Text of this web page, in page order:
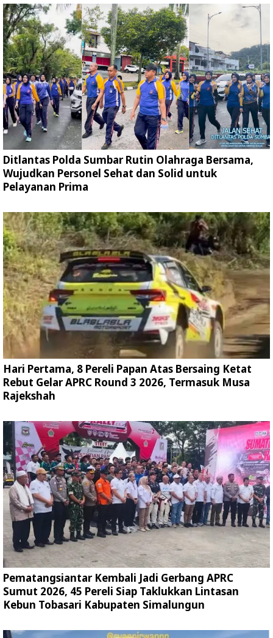
Ditlantas Polda Sumbar Rutin Olahraga Bersama,
Wujudkan Personel Sehat dan Solid untuk
Pelayanan Prima
Hari Pertama, 8 Pereli Papan Atas Bersaing Ketat
Rebut Gelar APRC Round 3 2026, Termasuk Musa
Rajekshah
Pematangsiantar Kembali Jadi Gerbang APRC
Sumut 2026, 45 Pereli Siap Taklukkan Lintasan
Kebun Tobasari Kabupaten Simalungun